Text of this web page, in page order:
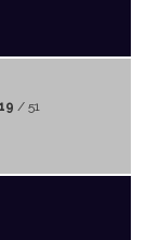
19 / 51